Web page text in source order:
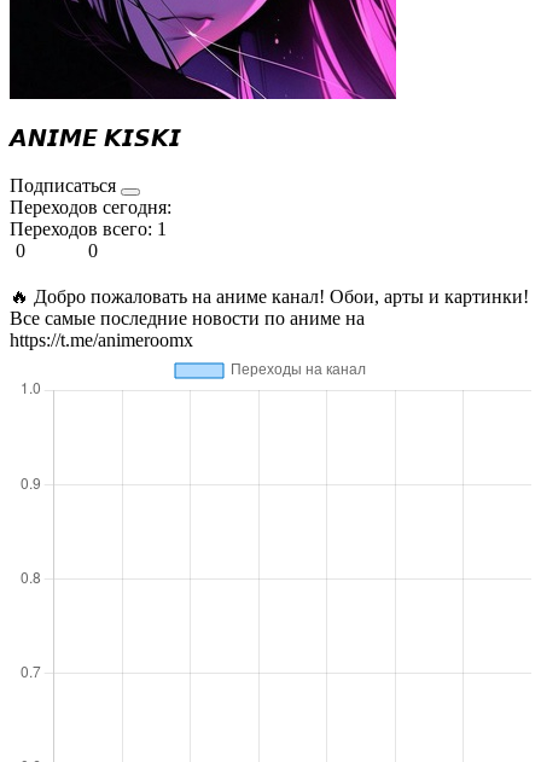
𝘼𝙉𝙄𝙈𝙀 𝙆𝙄𝙎𝙆𝙄
Подписаться
Переходов сегодня:
Переходов всего: 1
0
0
🔥 Добро пожаловать на аниме канал! Обои, арты и картинки!
Все самые последние новости по аниме на
https://t.me/animeroomx